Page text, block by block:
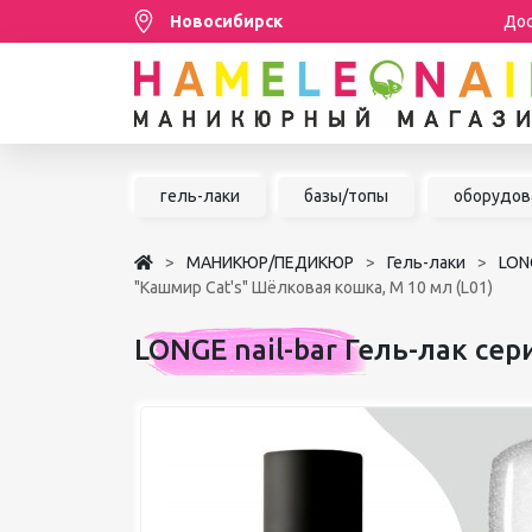
Новосибирск
Распродажа
НАРАЩИВАНИЕ РЕСНИЦ
ШУГАРИНГ/ДЕПИЛЯЦИЯ
АКСЕССУАРЫ
БРЕНДЫ
гель-лаки базы/топы
МАНИКЮР/ПЕДИКЮР Гель-лаки
"Кашмир Cat's" Шёлковая кошка, M 10 мл (L01)
LONGE nail-bar Гель-лак